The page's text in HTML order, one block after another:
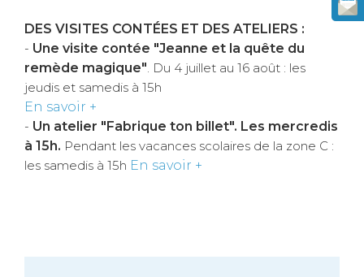
DES VISITES CONTÉES ET DES ATELIERS :
- Une visite contée "Jeanne et la quête du
remède magique" . Du 4 juillet au 16 août : les
jeudis et samedis à 15h
En savoir +
- Un atelier "Fabrique ton billet". Les mercredis
à 15h. Pendant les vacances scolaires de la zone C :
les samedis à 15h En savoir +